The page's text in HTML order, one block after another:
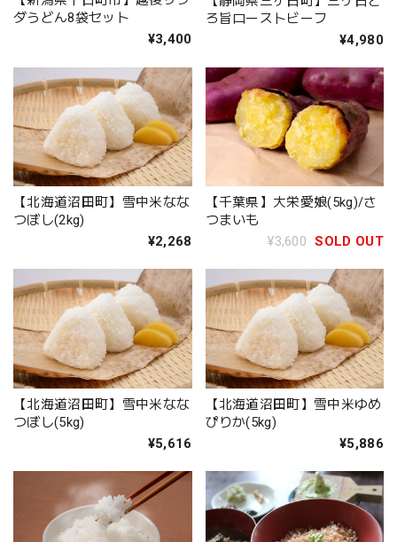
ダうどん8袋セット
¥3,400
ろ旨ローストビーフ
¥4,980
【北海道沼田町】雪中米なな
つぼし(2kg)
¥2,268
【千葉県】大栄愛娘(5kg)/さ
つまいも
¥3,600 SOLD OUT
【北海道沼田町】雪中米なな
つぼし(5kg)
¥5,616
【北海道沼田町】雪中米ゆめ
ぴりか(5kg)
¥5,886